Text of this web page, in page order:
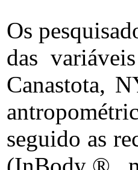
Os
das
Canastota,
seguido as